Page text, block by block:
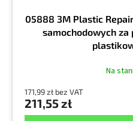
05888 3M Plastic
samochodowych za
Na
171,99 zł bez VAT
211,55 zł